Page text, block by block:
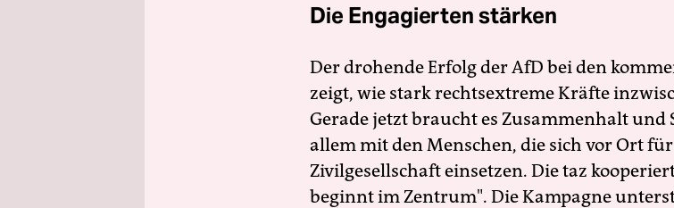
Die Engagierten stärken
Der drohende Erfolg der AfD bei den
zeigt, wie stark rechtsextreme Kräfte
Gerade jetzt braucht es Zusammenhalt
allem mit den Menschen, die sich vor Ort
Zivilgesellschaft einsetzen. Die taz
beginnt im Zentrum". Die Kampagne